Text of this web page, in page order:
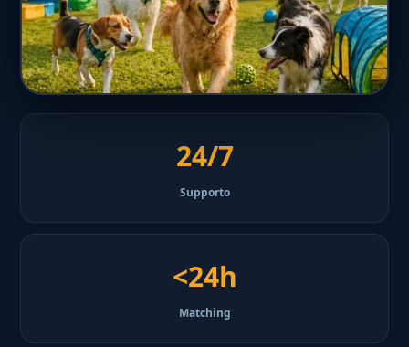
24/7
Supporto
<24h
Matching